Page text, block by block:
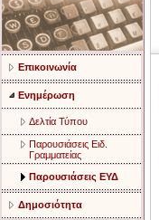
Επικοινωνία
Ενημέρωση
Δελτία Τύπου
Παρουσιάσεις Ειδ.
Γραμματείας
Παρουσιάσεις ΕΥΔ
Δημοσιότητα